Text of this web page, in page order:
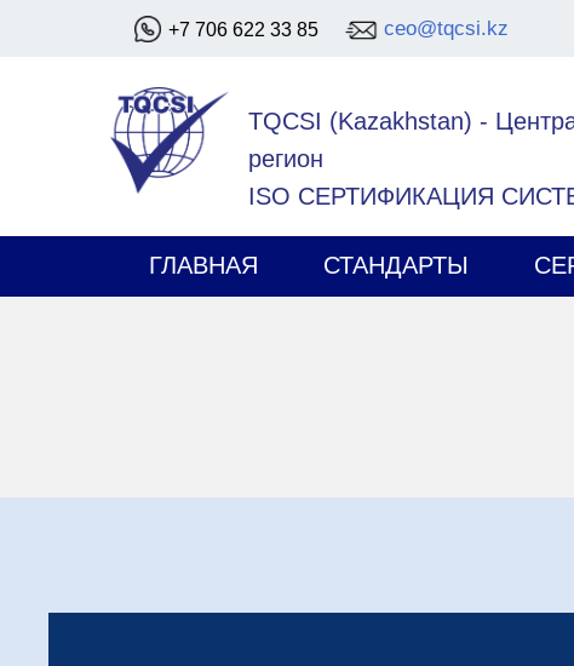
+7 706 622 33 85 ceo@tqcsi.kz
TQCSI (Kazakhstan) -
регион
ISO СЕРТИФИКАЦИЯ
ГЛАВНАЯ СТАНДАРТЫ